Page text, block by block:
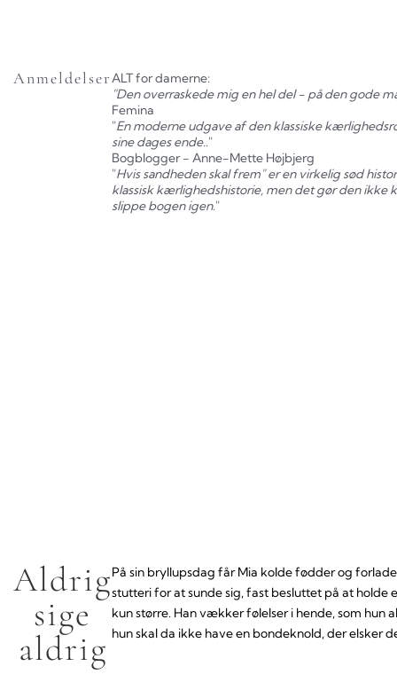
AnmeldelserALT for damerne:
"Den overraskede mig en hel del - på den gode
Femina
"En moderne udgave af den klassiske
sine dages ende.."
Bogblogger - Anne-Mette Højbjerg
"Hvis sandheden skal frem" er en virkelig sød
klassisk kærlighedshistorie, men det gør den ikke
slippe bogen igen."
Aldrig
sige
aldrig
På sin bryllupsdag får Mia kolde fødder og
stutteri for at sunde sig, fast besluttet på at
kun større. Han vækker følelser i hende, som
hun skal da ikke have en bondeknold, der elsker